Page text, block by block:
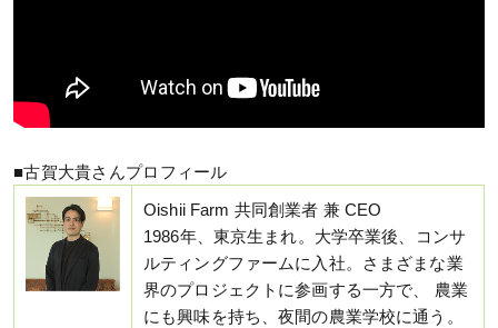
■古賀大貴さんプロフィール
Oishii Farm 共同創業者 兼 CEO
1986年、東京生まれ。大学卒業後、コンサ
ルティングファームに入社。さまざまな業
界のプロジェクトに参画する一方で、 農業
にも興味を持ち、夜間の農業学校に通う。